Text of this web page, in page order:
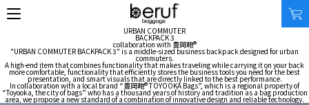
SEARCH
URBAN COMMUTER
BACKPACK 3
collaboration with 豊岡鞄®
"URBAN COMMUTER BACKPACK 3" is a middle-sized business backpack designed for urban
commuters.
A high-end item that combines functionality that makes traveling while carrying it on your back
more comfortable, functionality that efficiently stores the business tools you need for the best
presentation, and smart visuals that are directly linked to the best performance.
In collaboration with a local brand “豊岡鞄® TOYOOKA Bags”, which is a regional property of
“Toyooka, the city of bags” who has a thousand years of history and tradition as a bag production
area, we propose a new standard of a combination of innovative design and reliable technology.